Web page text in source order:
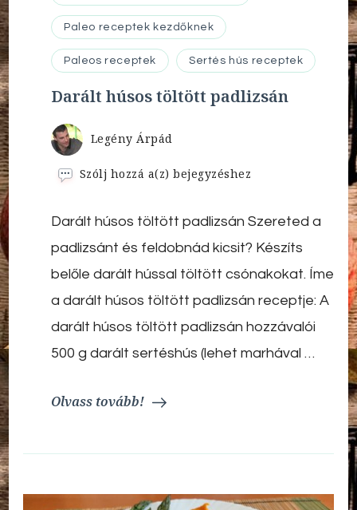
Paleo receptek kezdőknek
Paleos receptek Sertés hús receptek
Darált húsos töltött padlizsán
Legény Árpád
Szólj hozzá a(z)Darált
padlizsán
bejegyzéshez
Darált húsos töltött padlizsán Szereted a
padlizsánt és feldobnád kicsit? Készíts
belőle darált hússal töltött csónakokat. Íme
a darált húsos töltött padlizsán receptje: A
darált húsos töltött padlizsán hozzávalói
500 g darált sertéshús (lehet marhával …
Olvass tovább!